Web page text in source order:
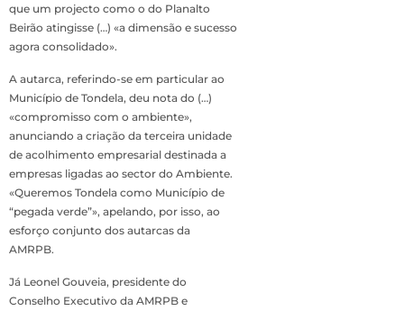
que um projecto como o do Planalto
Beirão atingisse (…) «a dimensão e sucesso
agora consolidado».
A autarca, referindo-se em particular ao
Município de Tondela, deu nota do (…)
«compromisso com o ambiente»,
anunciando a criação da terceira unidade
de acolhimento empresarial destinada a
empresas ligadas ao sector do Ambiente.
«Queremos Tondela como Município de
“pegada verde”», apelando, por isso, ao
esforço conjunto dos autarcas da
AMRPB.
Já Leonel Gouveia, presidente do
Conselho Executivo da AMRPB e